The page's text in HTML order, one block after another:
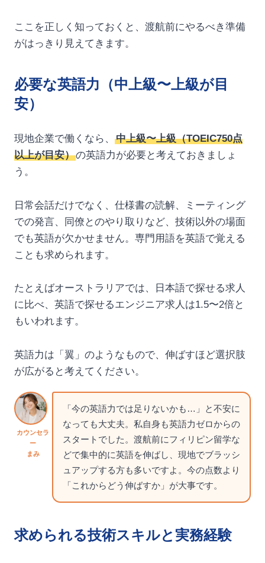
ここを正しく知っておくと、渡航前にやるべき準備
がはっきり見えてきます。
必要な英語力（中上級〜上級が目
安）
現地企業で働くなら、
中上級〜上級（TOEIC750点
以上が目安）の英語力が必要と考えておきましょ
う。
日常会話だけでなく、仕様書の読解、ミーティング
での発言、同僚とのやり取りなど、技術以外の場面
でも英語が欠かせません。専門用語を英語で覚える
ことも求められます。
たとえばオーストラリアでは、日本語で探せる求人
に比べ、英語で探せるエンジニア求人は1.5〜2倍と
もいわれます。
英語力は「翼」のようなもので、伸ばすほど選択肢
が広がると考えてください。
カウンセラ
ー
まみ
「今の英語力では足りないかも…」と不安に
なっても大丈夫。私自身も英語力ゼロからの
スタートでした。渡航前にフィリピン留学な
どで集中的に英語を伸ばし、現地でブラッシ
ュアップする方も多いですよ。今の点数より
「これからどう伸ばすか」が大事です。
求められる技術スキルと実務経験